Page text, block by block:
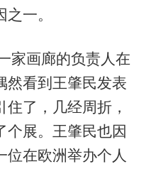
一。
家画廊的负责人在
然看到王肇民发表
了，几经周折，
个展。王肇民也因
位在欧洲举办个人